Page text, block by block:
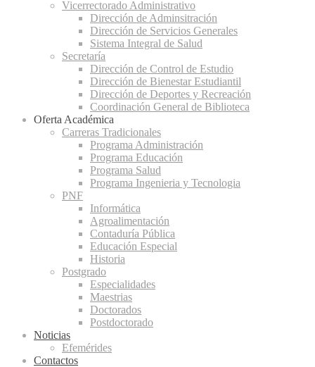
Vicerrectorado Administrativo
Dirección de Adminsitración
Dirección de Servicios Generales
Sistema Integral de Salud
Secretaría
Dirección de Control de Estudio
Dirección de Bienestar Estudiantil
Dirección de Deportes y Recreación
Coordinación General de Biblioteca
Oferta Académica
Carreras Tradicionales
Programa Administración
Programa Educación
Programa Salud
Programa Ingenieria y Tecnologia
PNF
Informática
Agroalimentación
Contaduría Pública
Educación Especial
Historia
Postgrado
Especialidades
Maestrias
Doctorados
Postdoctorado
Noticias
Efemérides
Contactos